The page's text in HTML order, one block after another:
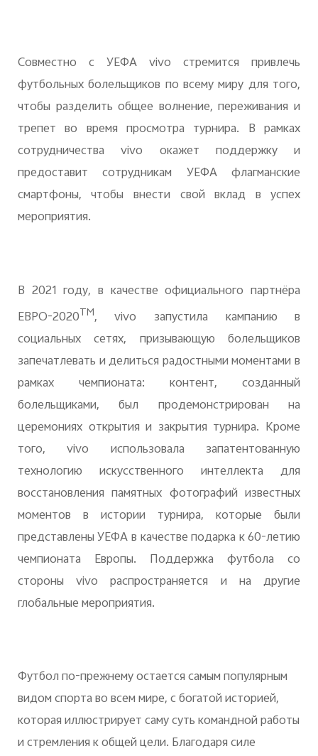
Совместно с УЕФАvivo
стремится привлечь
футбольных болельщиков по всему миру для того,
чтобы разделить общее волнение, переживания и
трепет во время просмотра турнира. В рамках
сотрудничестваvivo окажет поддержку и
предоставит сотрудникам УЕФА флагманские
смартфоны, чтобы внести свой вклад в успех
мероприятия.
В 2021 году, в качестве официального партнёра
ЕВРО-2020TM,vivo запустила кампанию в
социальных сетях, призывающую болельщиков
запечатлевать и делиться радостными моментами в
рамках чемпионата: контент, созданный
болельщиками, был продемонстрирован на
церемониях открытия и закрытия турнира. Кроме
того,vivo
использовала запатентованную
технологию искусственного интеллекта для
восстановления памятных фотографий известных
моментов в истории турнира, которые были
представлены УЕФА в качестве подарка к 60-летию
чемпионата Европы.
Поддержка футбола со
стороны vivo распространяется и на другие
глобальные мероприятия.
Футбол по-прежнему остается самым популярным
видом спорта во всем мире, с богатой историей,
которая иллюстрирует саму суть командной работы
и стремления к общей цели. Благодаря силе